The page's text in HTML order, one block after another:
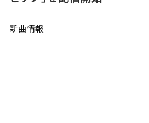
新曲情報